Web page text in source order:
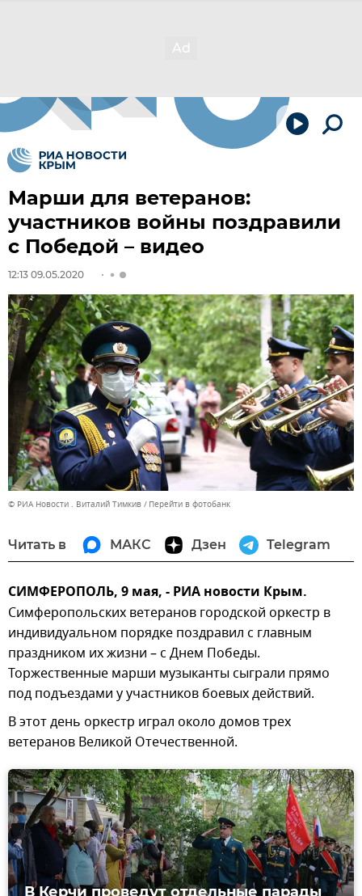
Марши для ветеранов:
участников войны поздравили
с Победой – видео
12:13 09.05.2020
© РИА Новости . Виталий Тимкив Перейти в фотобанк
Читать в МАКС Дзен Telegram
СИМФЕРОПОЛЬ, 9 мая, - РИА новости Крым.
Симферопольских ветеранов городской оркестр в
индивидуальном порядке поздравил с главным
праздником их жизни – с Днем Победы.
Торжественные марши музыканты сыграли прямо
под подъездами у участников боевых действий.
В этот день оркестр играл около домов трех
ветеранов Великой Отечественной.
В Керчи проведут отдельные парады